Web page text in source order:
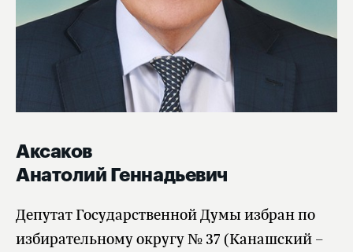
Аксаков
Анатолий Геннадьевич
Депутат Государственной Думы избран по
избирательному округу № 37 (Канашский –